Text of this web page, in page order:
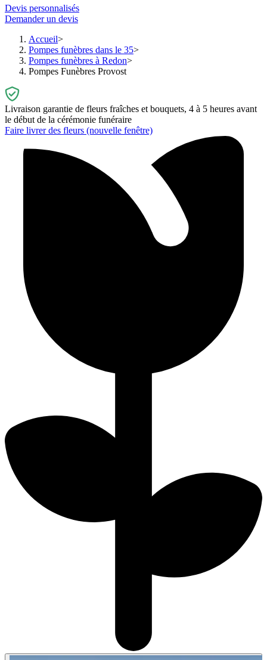
Devis personnalisés
Demander un devis
Accueil
Pompes funèbres dans le 35
Pompes funèbres à Redon
Pompes Funèbres Provost
Livraison garantie de fleurs fraîches et bouquets, 4 à 5 heures avant
le début de la cérémonie funéraire
Faire livrer des fleurs (nouvelle fenêtre)